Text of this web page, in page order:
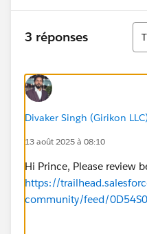
3 réponses
Tri
Divaker Singh (Girikon
13 août 2025 à 08:10
Hi Prince, Please review
https://
community/feed/